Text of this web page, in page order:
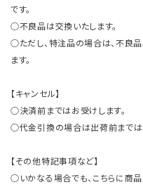
です。
○不良品は交換いたします。
○ただし、特注品の場合は、不良
ます。
【キャンセル】
○決済前まではお受けします。
○代金引換の場合は出荷前までは
【その他特記事項など】
○いかなる場合でも、こちらに商